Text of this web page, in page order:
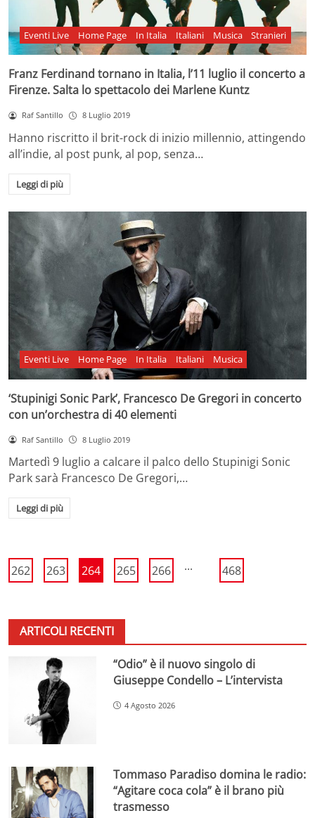
Eventi Live Home Page In Italia Italiani Musica Stranieri
Franz Ferdinand tornano in Italia, l’11 luglio il concerto a
Firenze. Salta lo spettacolo dei Marlene Kuntz
Raf Santillo 8 Luglio 2019
Hanno riscritto il brit-rock di inizio millennio, attingendo
all’indie, al post punk, al pop, senza…
Leggi di più
Eventi Live Home Page In Italia Italiani Musica
‘Stupinigi Sonic Park’, Francesco De Gregori in concerto
con un’orchestra di 40 elementi
Raf Santillo 8 Luglio 2019
Martedì 9 luglio a calcare il palco dello Stupinigi Sonic
Park sarà Francesco De Gregori,…
Leggi di più
262 263 264 265 266 ... 468
ARTICOLI RECENTI
“Odio” è il nuovo singolo di
Giuseppe Condello – L’intervista
4 Agosto 2026
Tommaso Paradiso domina le radio:
“Agitare coca cola” è il brano più
trasmesso